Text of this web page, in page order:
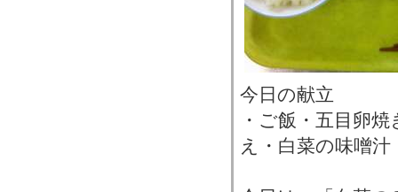
今日の献立
・ご飯・五目卵
え・白菜の味噌汁